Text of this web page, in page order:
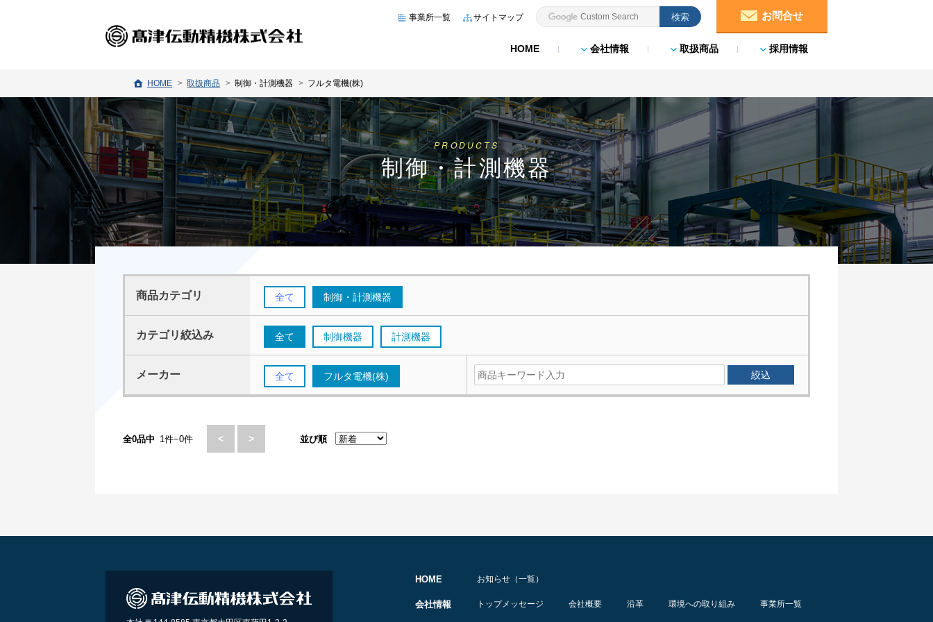
HOME 会社情報 取扱商品 採用情報
事業所一覧 サイトマップ お問合せ
HOME 取扱商品 制御・計測機器 フルタ電機(株)
PRODUCTS
制御・計測機器
商品カテゴリ 全て 制御・計測機器
カテゴリ絞込み 全て 制御機器 計測機器
メーカー 全て フルタ電機(株)
全0品中 1件−0件 < > 並び順
HOME お知らせ（一覧）
会社情報 トップメッセージ 会社概要 沿革 環境への取り組み 事業所一覧